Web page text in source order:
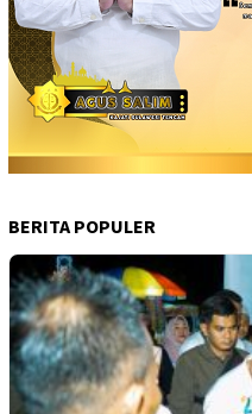
BERITA POPULER